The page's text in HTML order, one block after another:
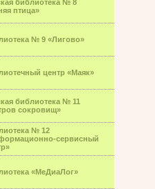
библиотека № 8
птица»
№ 9 «Лигово»
центр «Маяк»
библиотека № 11
сокровищ»
№ 12
сервисный
«МеДиаЛог»